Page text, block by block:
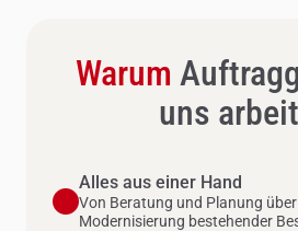
Warum
uns
Alles aus einer Hand
Von Beratung und Planung
Modernisierung bestehender